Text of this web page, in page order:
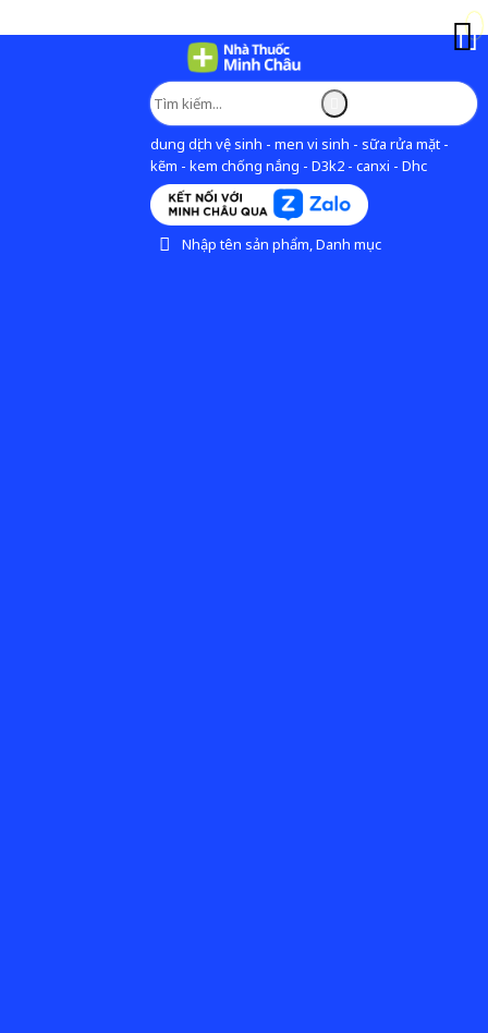
dung dịch vệ sinh - men vi sinh - sữa rửa mặt -
kẽm - kem chống nắng - D3k2 - canxi - Dhc
Nhập tên sản phẩm, Danh mục